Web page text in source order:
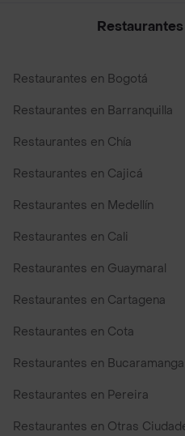
Restaurantes en Bogotá
Restaurantes en Barranquilla
Restaurantes en Chía
Restaurantes en Cajicá
Restaurantes en Medellín
Restaurantes en Cali
Restaurantes en Guaymaral
Restaurantes en Cartagena
Restaurantes en Cota
Restaurantes en Bucaramanga
Restaurantes en Pereira
Restaurantes en Otras